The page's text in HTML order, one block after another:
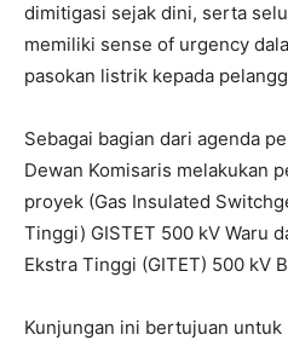
dimitigasi sejak dini, serta
memiliki sense of urgency
pasokan listrik kepada
Sebagai bagian dari agenda
Dewan Komisaris melakukan
proyek (Gas Insulated
Tinggi) GISTET 500 kV Waru
Ekstra Tinggi (GITET) 500 kV
Kunjungan ini bertujuan